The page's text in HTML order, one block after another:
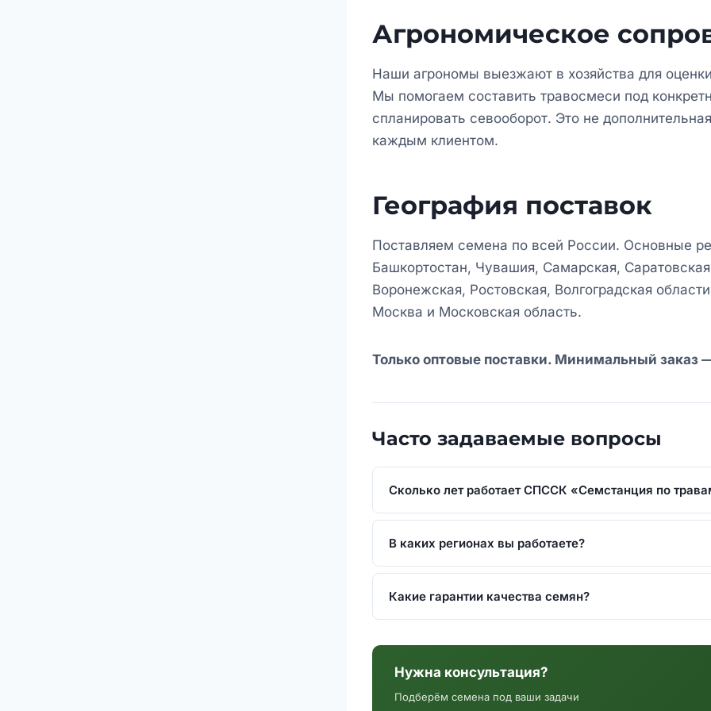
Агрономическое
Наши агрономы выезжают в хозяйства для
Мы помогаем составить травосмеси под
спланировать севооборот. Это не
каждым клиентом.
География поставок
Поставляем семена по всей России. Основные
Башкортостан, Чувашия, Самарская,
Воронежская, Ростовская, Волгоградская
Москва и Московская область.
Только оптовые поставки. Минимальный заказ
Часто задаваемые вопросы
Сколько лет работает СПССК «Семстанция по
В каких регионах вы работаете?
Какие гарантии качества семян?
Нужна консультация?
Подберём семена под ваши задачи